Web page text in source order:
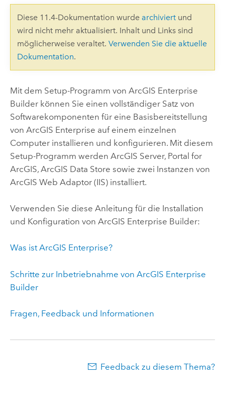
Diese 11.4-Dokumentation wurde archiviertund
wird nicht mehr aktualisiert. Inhalt und Links sind
möglicherweise veraltet. Verwenden Sie die aktuelle
Dokumentation.
Mit dem Setup-Programm von ArcGIS Enterprise
Builder können Sie einen vollständiger Satz von
Softwarekomponenten für eine Basisbereitstellung
von ArcGIS Enterprise auf einem einzelnen
Computer installieren und konfigurieren. Mit diesem
Setup-Programm werden ArcGIS Server, Portal for
ArcGIS, ArcGIS Data Store sowie zwei Instanzen von
ArcGIS Web Adaptor (IIS) installiert.
Verwenden Sie diese Anleitung für die Installation
und Konfiguration von ArcGIS Enterprise Builder:
Was ist ArcGIS Enterprise?
Schritte zur Inbetriebnahme von ArcGIS Enterprise
Builder
Fragen, Feedback und Informationen
Feedback zu diesem Thema?